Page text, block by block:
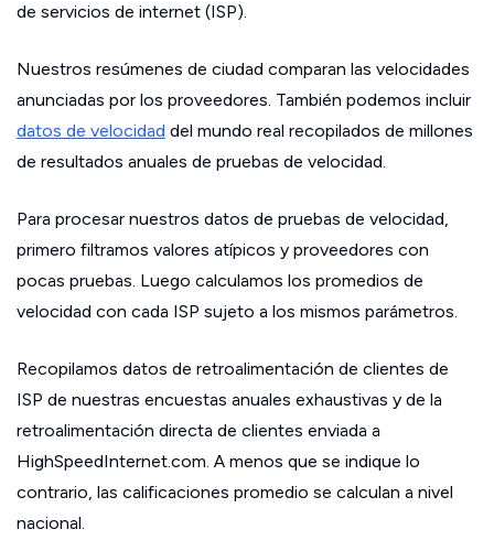
de servicios de internet (ISP).
Nuestros resúmenes de ciudad comparan las velocidades
anunciadas por los proveedores. También podemos incluir
datos de velocidad del mundo real recopilados de millones
de resultados anuales de pruebas de velocidad.
Para procesar nuestros datos de pruebas de velocidad,
primero filtramos valores atípicos y proveedores con
pocas pruebas. Luego calculamos los promedios de
velocidad con cada ISP sujeto a los mismos parámetros.
Recopilamos datos de retroalimentación de clientes de
ISP de nuestras encuestas anuales exhaustivas y de la
retroalimentación directa de clientes enviada a
HighSpeedInternet.com. A menos que se indique lo
contrario, las calificaciones promedio se calculan a nivel
nacional.